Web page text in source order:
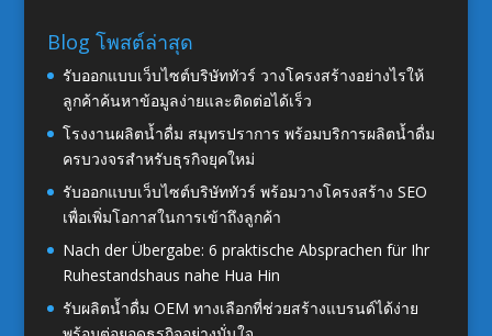
Blog โพสต์ล่าสุด
รับออกแบบเว็บไซต์บริษัททัวร์ วางโครงสร้างอย่างไรให้
ลูกค้าค้นหาข้อมูลง่ายและติดต่อได้เร็ว
โรงงานผลิตน้ำดื่ม สมุทรปราการ พร้อมบริการผลิตน้ำดื่ม
ครบวงจรสำหรับธุรกิจยุคใหม่
รับออกแบบเว็บไซต์บริษัททัวร์ พร้อมวางโครงสร้าง SEO
เพื่อเพิ่มโอกาสในการเข้าถึงลูกค้า
Nach der Übergabe: 6 praktische Absprachen für Ihr
Ruhestandshaus nahe Hua Hin
รับผลิตน้ำดื่ม OEM ทางเลือกที่ช่วยสร้างแบรนด์ได้ง่าย